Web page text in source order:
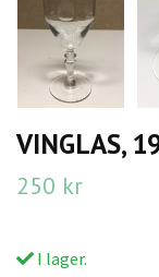
VINGLAS,
250 kr
I lager.